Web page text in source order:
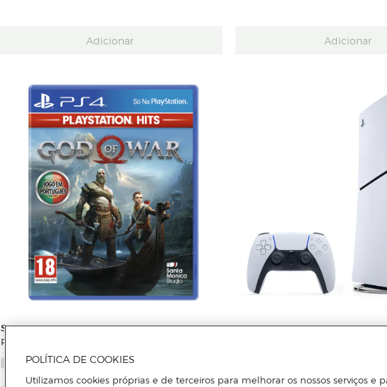
Adicionar Adicionar
SONY
PlayStation Hits: God of War - PlayStation 4
SONY
POLÍTICA DE COOKIES
Utilizamos cookies próprias e de terceiros para melhorar os nossos serviços e